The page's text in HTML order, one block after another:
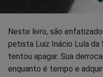
Neste livro, são
petista Luiz Inácio Lula da
tentou apagar. Sua
enquanto é tempo e